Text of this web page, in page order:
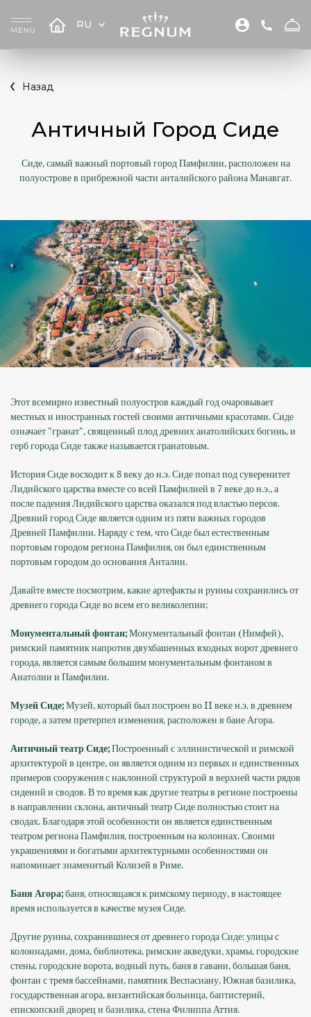
RU
Назад
Античный Город Сиде
Сиде, самый важный портовый город Памфилии, расположен на
полуострове в прибрежной части анталийского района Манавгат.
Этот всемирно известный полуостров каждый год очаровывает
местных и иностранных гостей своими античными красотами. Сиде
означает "гранат", священный плод древних анатолийских богинь, и
герб города Сиде также называется гранатовым.
История Сиде восходит к 8 веку до н.э. Сиде попал под суверенитет
Лидийского царства вместе со всей Памфилией в 7 веке до н.э., а
после падения Лидийского царства оказался под властью персов.
Древний город Сиде является одним из пяти важных городов
Древней Памфилии. Наряду с тем, что Сиде был естественным
портовым городом региона Памфилия, он был единственным
портовым городом до основания Анталии.
Давайте вместе посмотрим, какие артефакты и руины сохранились от
древнего города Сиде во всем его великолепии;
Монументальный фонтан;Монументальный фонтан (Нимфей),
римский памятник напротив двухбашенных входных ворот древнего
города, является самым большим монументальным фонтаном в
Анатолии и Памфилии.
Музей Сиде;Музей, который был построен во II веке н.э. в древнем
городе, а затем претерпел изменения, расположен в бане Агора.
Античный театр Сиде;Построенный с эллинистической и римской
архитектурой в центре, он является одним из первых и единственных
примеров сооружения с наклонной структурой в верхней части рядов
сидений и сводов. В то время как другие театры в регионе построены
в направлении склона, античный театр Сиде полностью стоит на
сводах. Благодаря этой особенности он является единственным
театром региона Памфилия, построенным на колоннах. Своими
украшениями и богатыми архитектурными особенностями он
напоминает знаменитый Колизей в Риме.
Баня Агора;баня, относящаяся к римскому периоду, в настоящее
время используется в качестве музея Сиде.
Другие руины, сохранившиеся от древнего города Сиде: улицы с
колоннадами, дома, библиотека, римские акведуки, храмы, городские
стены, городские ворота, водный путь, баня в гавани, большая баня,
фонтан с тремя бассейнами, памятник Веспасиану, Южная базилика,
государственная агора, византийская больница, баптистерий,
епископский дворец и базилика, стена Филиппа Аттия.